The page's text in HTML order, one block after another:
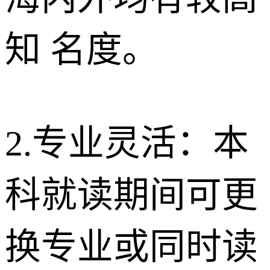
知 名度。
2.专业灵活：本
科就读期间可更
换专业或同时读